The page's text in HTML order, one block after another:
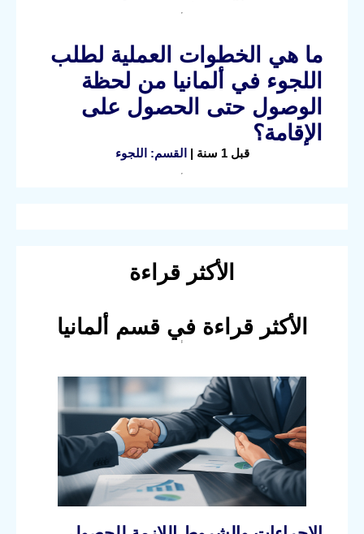
ما هي الخطوات العملية لطلب
اللجوء في ألمانيا من لحظة
الوصول حتى الحصول على
الإقامة؟
قبل 1 سنة | القسم: اللجوء
الأكثر قراءة
الأكثر قراءة في قسم ألمانيا